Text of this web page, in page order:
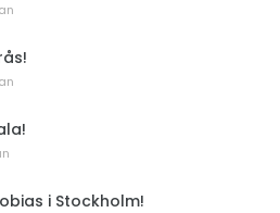
i Stockholm!